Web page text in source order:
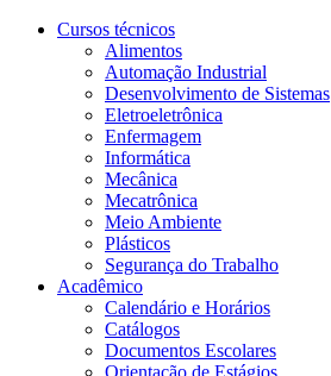
Cursos técnicos
Alimentos
Automação Industrial
Desenvolvimento de Sistemas
Eletroeletrônica
Enfermagem
Informática
Mecânica
Mecatrônica
Meio Ambiente
Plásticos
Segurança do Trabalho
Acadêmico
Calendário e Horários
Catálogos
Documentos Escolares
Orientação de Estágios